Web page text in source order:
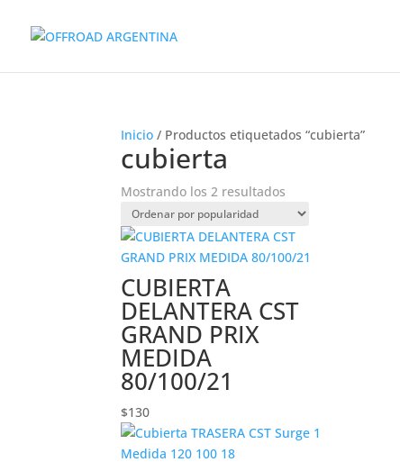
Inicio / Productos etiquetados “cubierta”
cubierta
Mostrando los 2 resultados
por
popularidad
CUBIERTA
DELANTERA CST
GRAND PRIX
MEDIDA
80/100/21
$130